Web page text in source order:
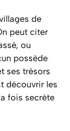
de
peut citer
ou
possède
ses trésors
découvrir les
fois secrète